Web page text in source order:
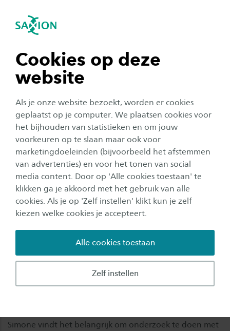
Cookies op deze
website
Als je onze website bezoekt, worden er cookies
geplaatst op je computer. We plaatsen cookies voor
het bijhouden van statistieken en om jouw
voorkeuren op te slaan maar ook voor
marketingdoeleinden (bijvoorbeeld het afstemmen
van advertenties) en voor het tonen van social
media content. Door op 'Alle cookies toestaan' te
klikken ga je akkoord met het gebruik van alle
cookies. Als je op 'Zelf instellen' klikt kun je zelf
kiezen welke cookies je accepteert.
Zelf instellen
Alle cookies toestaan
Navigatie openen
tonen
tonen
tonen
tonen
sluiten
Organisatie
Even voorstellen: onze nieuwe
lector Simone van der Burg
7 oktober 2025 Leestijd: Minuten
In september 2025 is Simone van der Burg
begonnen als lector Weerbare Democratie. Zij
gaat een techniek filosofische focus toevoegen
Simone vindt het belangrijk om onderzoek te doen met